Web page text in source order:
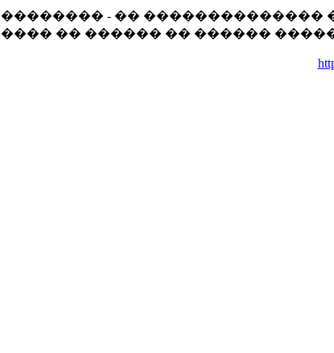
- �� ��������������
�� ������ �� ������